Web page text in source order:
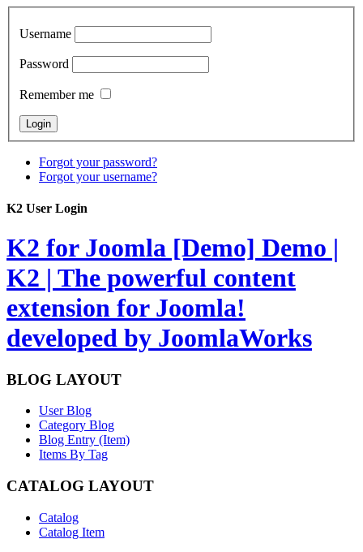
Username
Password
Remember me
Forgot your password?
Forgot your username?
K2 User Login
K2 for Joomla [Demo] Demo |
K2 | The powerful content
extension for Joomla!
developed by JoomlaWorks
BLOG LAYOUT
User Blog
Category Blog
Blog Entry (Item)
Items By Tag
CATALOG LAYOUT
Catalog
Catalog Item